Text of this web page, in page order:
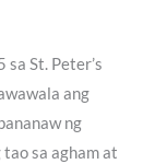
St. Peter’s
ang
ng
sa agham at